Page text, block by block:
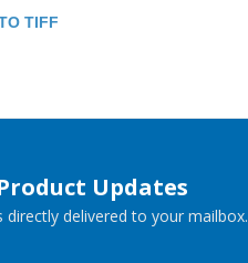
TIFF
Updates
delivered to your mailbox.